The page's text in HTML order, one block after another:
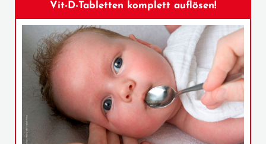
Vit-D-Tabletten komplett auflösen!